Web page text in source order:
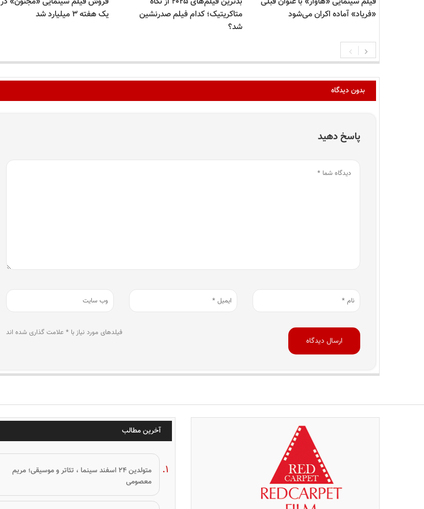
«فریاد» آماده اکران می‌شود
متاکریتیک؛ کدام فیلم صدرنشین
شد؟
یک هفته ۳ میلیارد شد
بدون دیدگاه
پاسخ دهید
فیلدهای مورد نیاز با * علامت گذاری شده اند
آخرین مطالب
متولدین ۲۴ اسفند سینما ، تئاتر و موسیقی؛ مریم
معصومی